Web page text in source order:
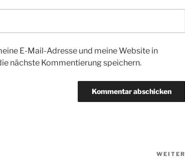
E-Mail-Adresse und meine Website in
nächste Kommentierung speichern.
WEITER